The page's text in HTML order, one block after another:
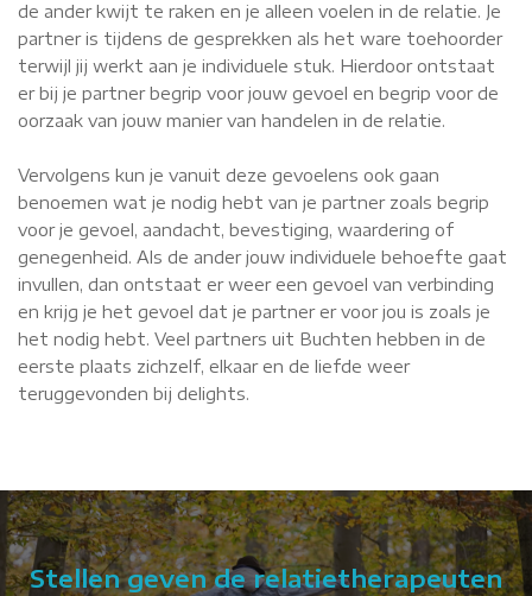
de ander kwijt te raken en je alleen voelen in de relatie. Je
partner is tijdens de gesprekken als het ware toehoorder
terwijl jij werkt aan je individuele stuk. Hierdoor ontstaat
er bij je partner begrip voor jouw gevoel en begrip voor de
oorzaak van jouw manier van handelen in de relatie.
Vervolgens kun je vanuit deze gevoelens ook gaan
benoemen wat je nodig hebt van je partner zoals begrip
voor je gevoel, aandacht, bevestiging, waardering of
genegenheid. Als de ander jouw individuele behoefte gaat
invullen, dan ontstaat er weer een gevoel van verbinding
en krijg je het gevoel dat je partner er voor jou is zoals je
het nodig hebt. Veel partners uit Buchten hebben in de
eerste plaats zichzelf, elkaar en de liefde weer
teruggevonden bij delights.
Stellen geven de relatietherapeuten